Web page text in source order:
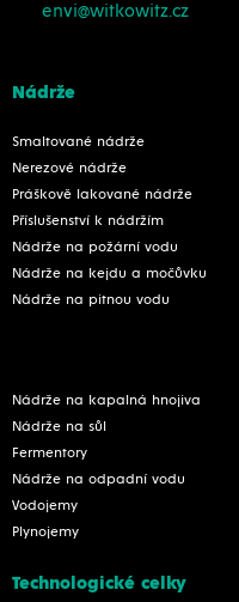
envi@witkowitz.cz
Nádrže
Smaltované nádrže
Nerezové nádrže
Práškově lakované nádrže
Příslušenství k nádržím
Nádrže na požární vodu
Nádrže na kejdu a močůvku
Nádrže na pitnou vodu
Nádrže na kapalná hnojiva
Nádrže na sůl
Fermentory
Nádrže na odpadní vodu
Vodojemy
Plynojemy
Technologické celky